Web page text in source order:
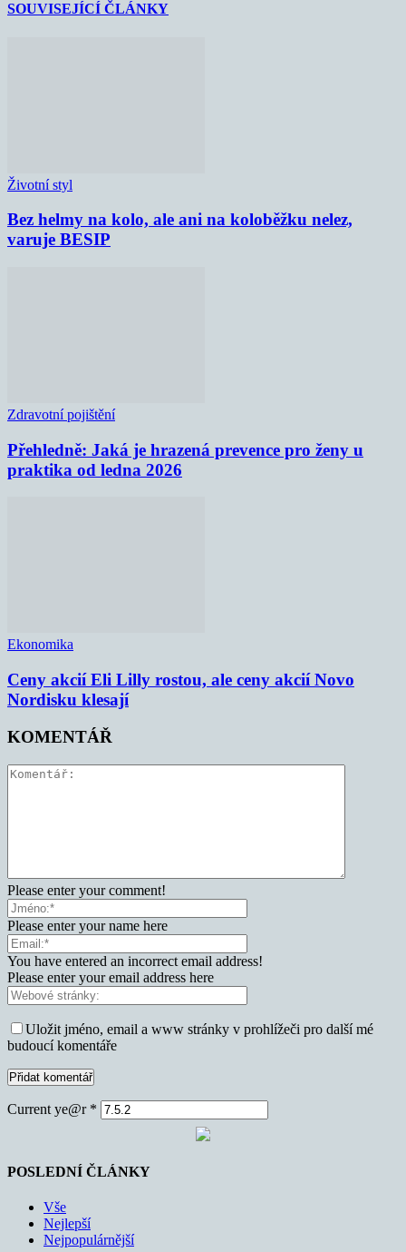
SOUVISEJÍCÍ ČLÁNKY
Životní styl
Bez helmy na kolo, ale ani na koloběžku nelez,
varuje BESIP
Zdravotní pojištění
Přehledně: Jaká je hrazená prevence pro ženy u
praktika od ledna 2026
Ekonomika
Ceny akcií Eli Lilly rostou, ale ceny akcií Novo
Nordisku klesají
KOMENTÁŘ
Please enter your comment!
Please enter your name here
You have entered an incorrect email address!
Please enter your email address here
Uložit jméno, email a www stránky v prohlížeči pro další mé
budoucí komentáře
Current ye@r *
POSLEDNÍ ČLÁNKY
Vše
Nejlepší
Nejpopulárnější